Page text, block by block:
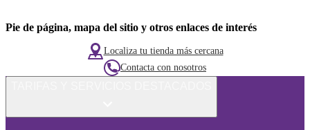
Pie de página, mapa del sitio y otros enlaces de interés
Localiza tu tienda más cercana
Contacta con nosotros